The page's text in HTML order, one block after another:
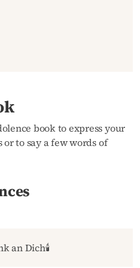
book to express your
to say a few words of
an Dich🕯